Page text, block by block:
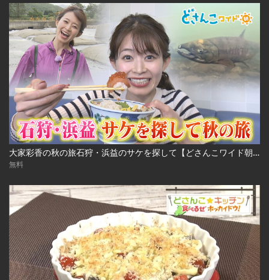
大家彩香の秋の旅石狩・浜益のサケを探して【どさんこワイド朝】 ※2023年10月3日 放送
無料